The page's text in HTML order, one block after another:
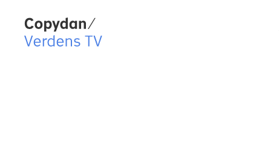
Copydan Logo